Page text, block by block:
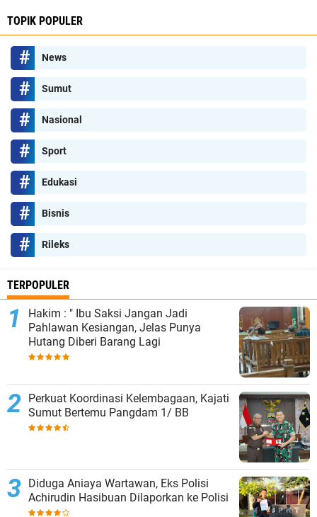
TOPIK POPULER
News
Sumut
Nasional
Sport
Edukasi
Bisnis
Rileks
TERPOPULER
Hakim : " Ibu Saksi Jangan Jadi
Pahlawan Kesiangan, Jelas Punya
Hutang Diberi Barang Lagi
Perkuat Koordinasi Kelembagaan, Kajati
Sumut Bertemu Pangdam 1/ BB
Diduga Aniaya Wartawan, Eks Polisi
Achirudin Hasibuan Dilaporkan ke Polisi